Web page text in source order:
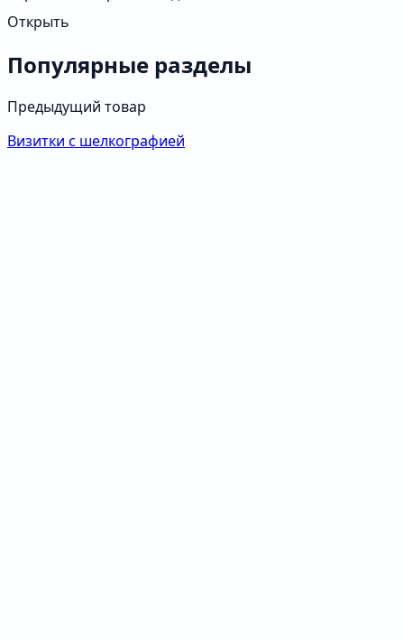
Открыть
Популярные разделы
Предыдущий товар
Визитки с шелкографией